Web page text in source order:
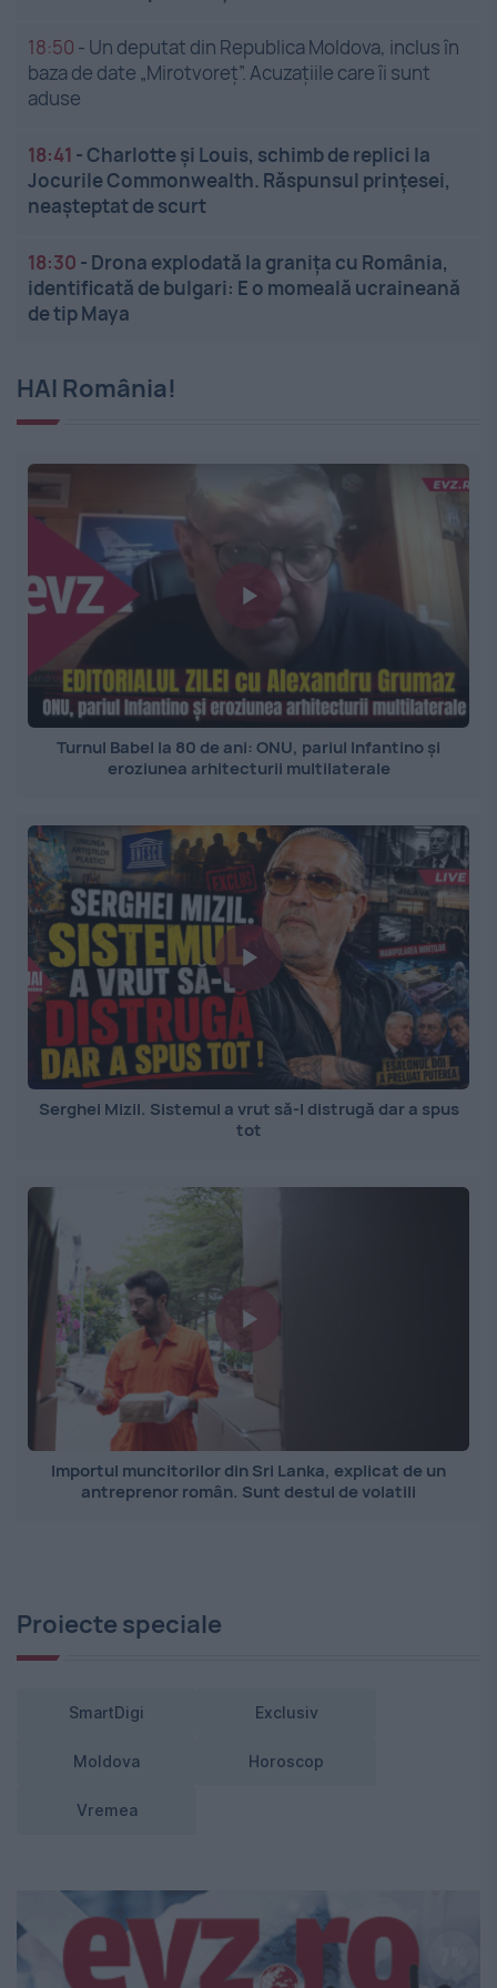
18:50 - Un deputat din Republica Moldova, inclus în
baza de date „Mirotvoreț”. Acuzațiile care îi sunt
aduse
18:41 -Charlotte și Louis, schimb de replici la
Jocurile Commonwealth. Răspunsul prințesei,
neașteptat de scurt
18:30 - Drona explodată la granița cu România,
identificată de bulgari: E o momeală ucraineană
de tip Maya
HAI România!
Turnul Babel la 80 de ani: ONU, pariul Infantino și
eroziunea arhitecturii multilaterale
Serghei Mizil. Sistemul a vrut să-l distrugă dar a spus
tot
Importul muncitorilor din Sri Lanka, explicat de un
antreprenor român. Sunt destul de volatili
Proiecte speciale
SmartDigi Exclusiv
Moldova Horoscop
Vremea